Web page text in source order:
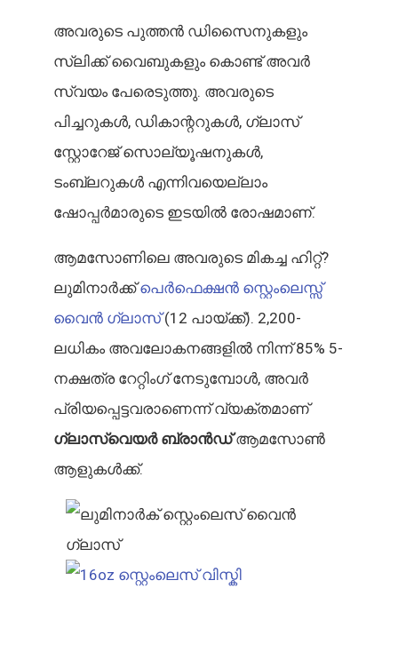
അവരുടെ പുത്തൻ ഡിസൈനുകളും
സ്‌ലിക്ക് വൈബുകളും കൊണ്ട് അവർ
സ്വയം പേരെടുത്തു. അവരുടെ
പിച്ചറുകൾ, ഡികാന്ററുകൾ, ഗ്ലാസ്
സ്റ്റോറേജ് സൊല്യൂഷനുകൾ,
ടംബ്ലറുകൾ എന്നിവയെല്ലാം
ഷോപ്പർമാരുടെ ഇടയിൽ രോഷമാണ്.
ആമസോണിലെ അവരുടെ മികച്ച ഹിറ്റ്?
ലുമിനാർക്ക്പെർഫെക്ഷൻ സ്റ്റെംലെസ്സ്
വൈൻ ഗ്ലാസ്(12 പായ്ക്ക്). 2,200-
ലധികം അവലോകനങ്ങളിൽ നിന്ന് 85% 5-
നക്ഷത്ര റേറ്റിംഗ് നേടുമ്പോൾ, അവർ
പ്രിയപ്പെട്ടവരാണെന്ന് വ്യക്തമാണ്
ഗ്ലാസ്വെയർ ബ്രാൻഡ്ആമസോൺ
ആളുകൾക്ക്.